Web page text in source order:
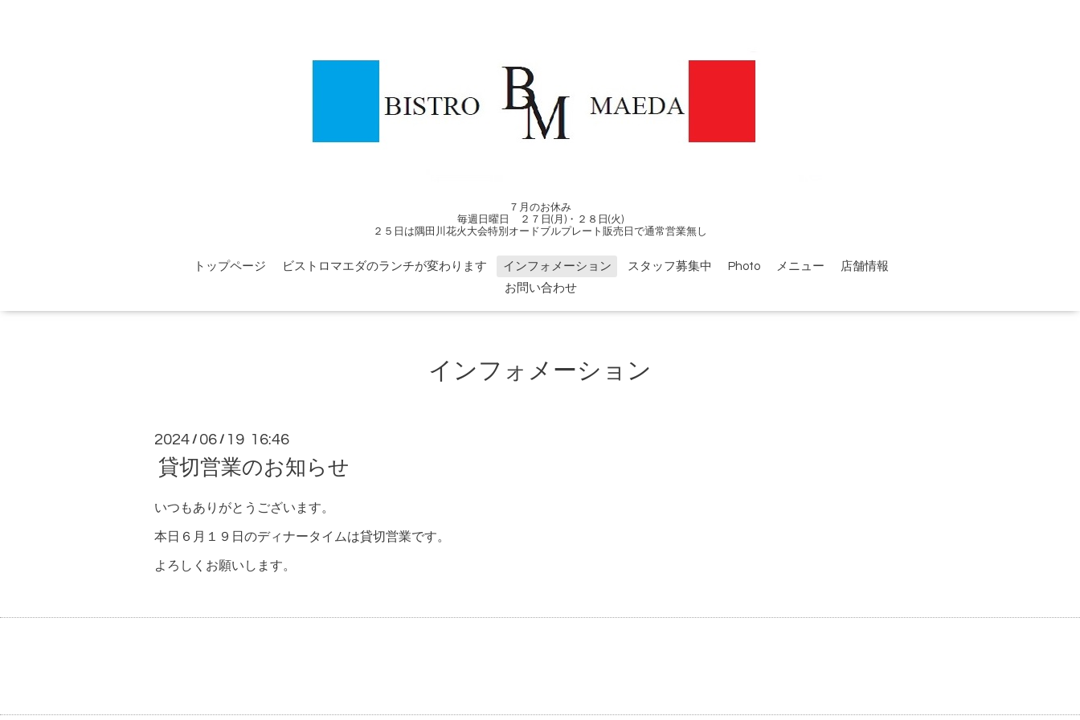
７月のお休み
毎週日曜日 ２７日(月)・２８日(火)
２５日は隅田川花火大会特別オードブルプレート販売日で通常営業無し
トップページ ビストロマエダのランチが変わります インフォメーション スタッフ募集中 Photo メニュー
店舗情報
お問い合わせ
インフォメーション
2024 / 06 / 19 16:46
貸切営業のお知らせ
いつもありがとうございます。
本日６月１９日のディナータイムは貸切営業です。
よろしくお願いします。